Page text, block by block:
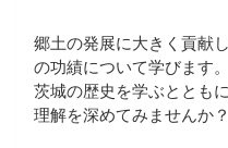
郷土の発展に大きく貢献
の功績について学びます。
茨城の歴史を学ぶととも
理解を深めてみませんか？